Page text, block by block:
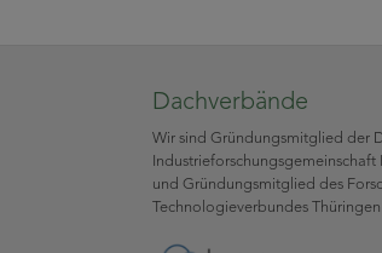
Dachverbände
Wir sind Gründungsmitglied der
Industrieforschungsgemeinschaft
und Gründungsmitglied des
Technologieverbundes Thüringen